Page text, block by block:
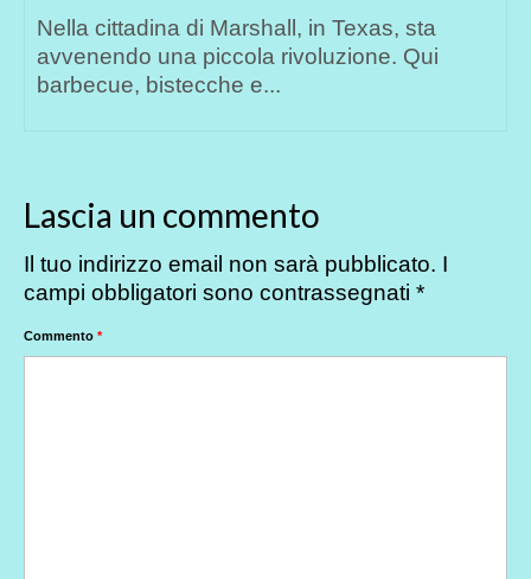
Nella cittadina di Marshall, in Texas, sta
avvenendo una piccola rivoluzione. Qui
barbecue, bistecche e...
Lascia un commento
Il tuo indirizzo email non sarà pubblicato. I
campi obbligatori sono contrassegnati *
Commento *